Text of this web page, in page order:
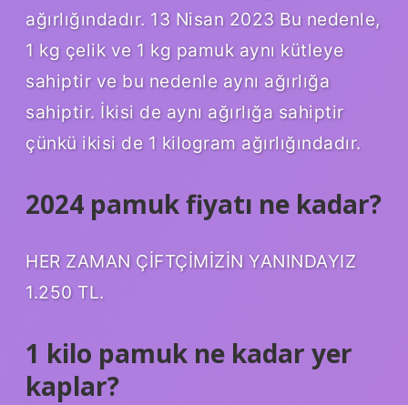
ağırlığındadır. 13 Nisan 2023 Bu nedenle,
1 kg çelik ve 1 kg pamuk aynı kütleye
sahiptir ve bu nedenle aynı ağırlığa
sahiptir. İkisi de aynı ağırlığa sahiptir
çünkü ikisi de 1 kilogram ağırlığındadır.
2024 pamuk fiyatı ne kadar?
HER ZAMAN ÇİFTÇİMİZİN YANINDAYIZ
1.250 TL.
1 kilo pamuk ne kadar yer
kaplar?